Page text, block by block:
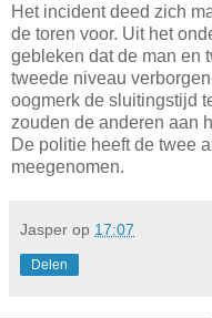
Het incident deed zich
de toren voor. Uit het
gebleken dat de man en
tweede niveau
oogmerk de sluitingstijd
zouden de anderen aan
De politie heeft de twee
meegenomen.
Jasper op 17:07
Delen